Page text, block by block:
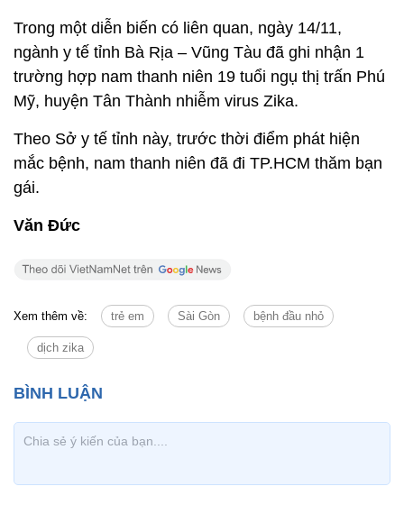
Trong một diễn biến có liên quan, ngày 14/11,
ngành y tế tỉnh Bà Rịa – Vũng Tàu đã ghi nhận 1
trường hợp nam thanh niên 19 tuổi ngụ thị trấn Phú
Mỹ, huyện Tân Thành nhiễm virus Zika.
Theo Sở y tế tỉnh này, trước thời điểm phát hiện
mắc bệnh, nam thanh niên đã đi TP.HCM thăm bạn
gái.
Văn Đức
Xem thêm về: trẻ em Sài Gòn bệnh đầu nhỏ
dịch zika